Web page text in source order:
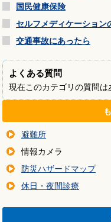
国民健康保険
セルフメディケーション
交通事故にあったら
よくある質問
現在このカテゴリの質問は
避難所
情報カメラ
防災ハザードマップ
休日・夜間診療